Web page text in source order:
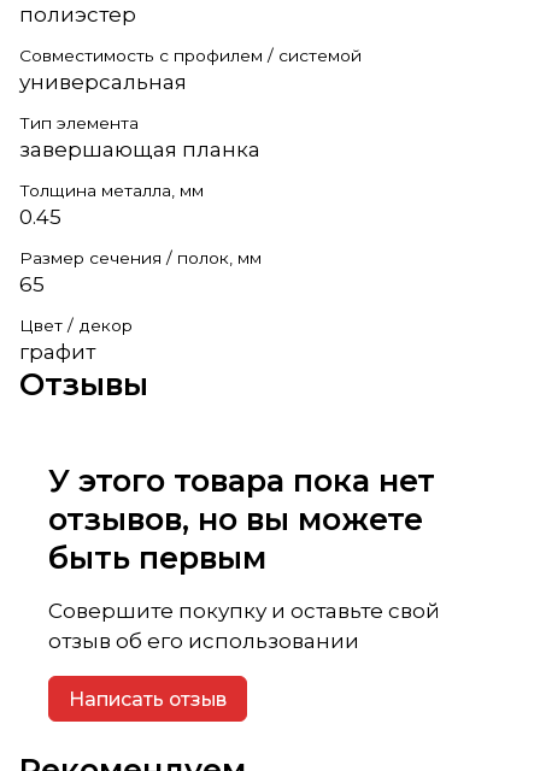
полиэстер
Совместимость с профилем / системой
универсальная
Тип элемента
завершающая планка
Толщина металла, мм
0.45
Размер сечения / полок, мм
65
Цвет / декор
графит
Отзывы
У этого товара пока нет
отзывов, но вы можете
быть первым
Совершите покупку и оставьте свой
отзыв об его использовании
Написать отзыв